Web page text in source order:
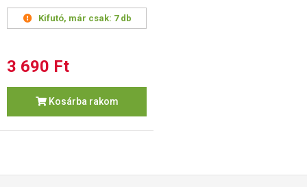
Kifutó, már csak: 7 db
3 690 Ft
Kosárba rakom